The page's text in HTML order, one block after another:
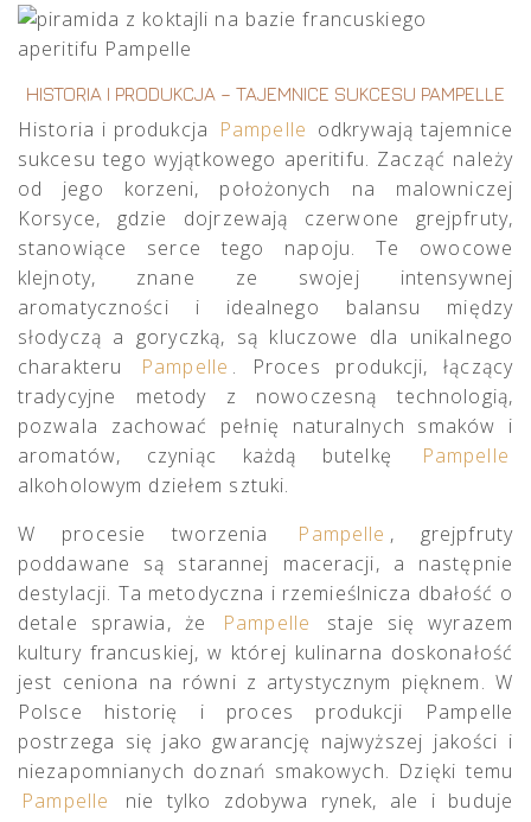
HISTORIA I PRODUKCJA – TAJEMNICE SUKCESU PAMPELLE
Historia i produkcja Pampelle odkrywają tajemnice
sukcesu tego wyjątkowego aperitifu. Zacząć należy
od jego korzeni, położonych na malowniczej
Korsyce, gdzie dojrzewają czerwone grejpfruty,
stanowiące serce tego napoju. Te owocowe
klejnoty, znane ze swojej intensywnej
aromatyczności i idealnego balansu między
słodyczą a goryczką, są kluczowe dla unikalnego
charakteru
Pampelle . Proces produkcji, łączący
tradycyjne metody z nowoczesną technologią,
pozwala zachować pełnię naturalnych smaków i
aromatów, czyniąc każdą butelkę
Pampelle
alkoholowym dziełem sztuki.
W procesie tworzenia
Pampelle , grejpfruty
poddawane są starannej maceracji, a następnie
destylacji. Ta metodyczna i rzemieślnicza dbałość o
detale sprawia, że
Pampelle
staje się wyrazem
kultury francuskiej, w której kulinarna doskonałość
jest ceniona na równi z artystycznym pięknem. W
Polsce historię i proces produkcji Pampelle
postrzega się jako gwarancję najwyższej jakości i
niezapomnianych doznań smakowych. Dzięki temu
Pampelle
nie tylko zdobywa rynek, ale i buduje